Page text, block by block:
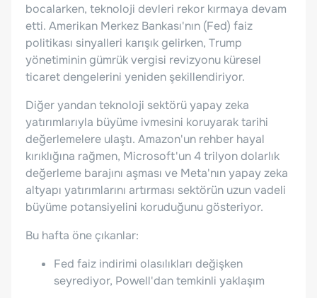
bocalarken, teknoloji devleri rekor kırmaya devam
etti. Amerikan Merkez Bankası'nın (Fed) faiz
politikası sinyalleri karışık gelirken, Trump
yönetiminin gümrük vergisi revizyonu küresel
ticaret dengelerini yeniden şekillendiriyor.
Diğer yandan teknoloji sektörü yapay zeka
yatırımlarıyla büyüme ivmesini koruyarak tarihi
değerlemelere ulaştı. Amazon'un rehber hayal
kırıklığına rağmen, Microsoft'un 4 trilyon dolarlık
değerleme barajını aşması ve Meta'nın yapay zeka
altyapı yatırımlarını artırması sektörün uzun vadeli
büyüme potansiyelini koruduğunu gösteriyor.
Bu hafta öne çıkanlar:
Fed faiz indirimi olasılıkları değişken
seyrediyor, Powell'dan temkinli yaklaşım